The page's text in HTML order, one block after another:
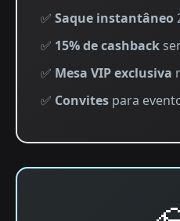
✅ Saque instantâneo
✅ 15% de cashback
✅ Mesa VIP exclusiva
✅ Convites para